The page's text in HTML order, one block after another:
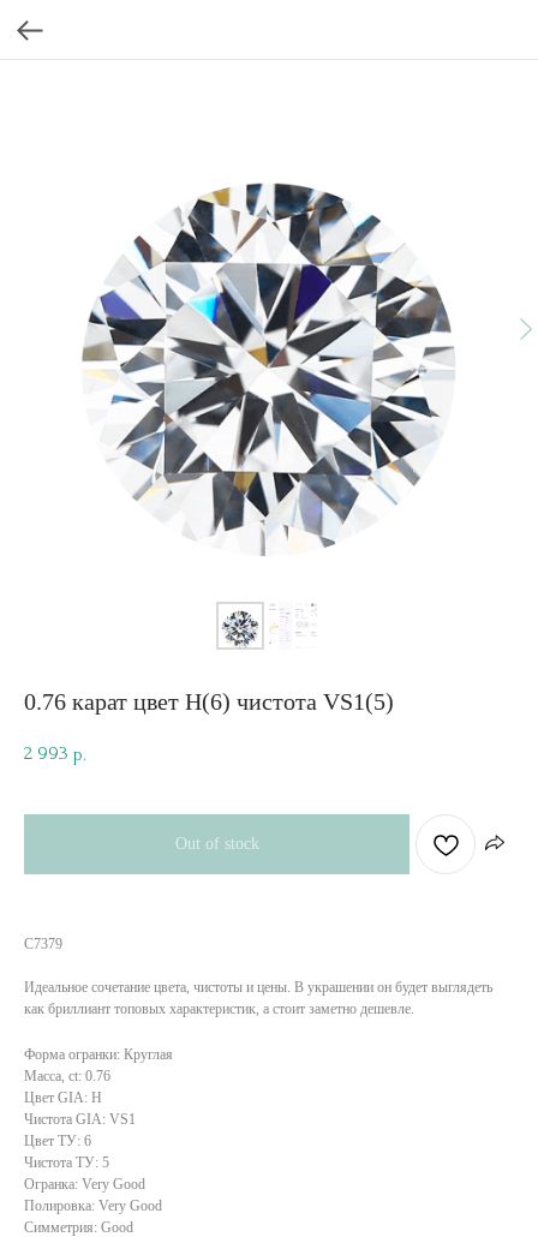
0.76 карат цвет H(6) чистота VS1(5)
2 993 р.
Out of stock
C7379
Идеальное сочетание цвета, чистоты и цены. В украшении он будет выглядеть
как бриллиант топовых характеристик, а стоит заметно дешевле.
Форма огранки: Круглая
Масса, ct: 0.76
Цвет GIA: H
Чистота GIA: VS1
Цвет ТУ: 6
Чистота ТУ: 5
Огранка: Very Good
Полировка: Very Good
Симметрия: Good